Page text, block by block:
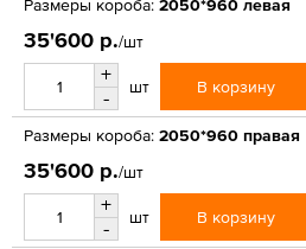
Размеры короба: 2050*960 левая
35'600 р./шт
+
-
шт В корзину
Размеры короба: 2050*960 правая
35'600 р./шт
+
-
шт В корзину